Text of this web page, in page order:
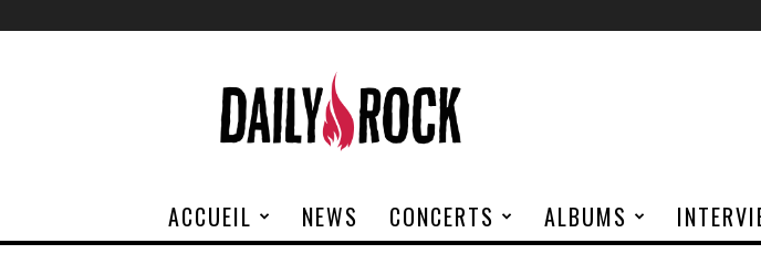
Rock
ACCUEIL NEWS CONCERTS ALBUMS